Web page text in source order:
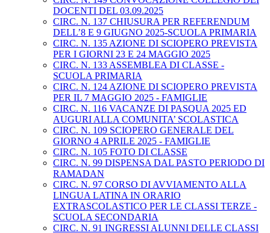
DOCENTI DEL 03.09.2025
CIRC. N. 137 CHIUSURA PER REFERENDUM
DELL’8 E 9 GIUGNO 2025-SCUOLA PRIMARIA
CIRC. N. 135 AZIONE DI SCIOPERO PREVISTA
PER I GIORNI 23 E 24 MAGGIO 2025
CIRC. N. 133 ASSEMBLEA DI CLASSE -
SCUOLA PRIMARIA
CIRC. N. 124 AZIONE DI SCIOPERO PREVISTA
PER IL 7 MAGGIO 2025 - FAMIGLIE
CIRC. N. 116 VACANZE DI PASQUA 2025 ED
AUGURI ALLA COMUNITA’ SCOLASTICA
CIRC. N. 109 SCIOPERO GENERALE DEL
GIORNO 4 APRILE 2025 - FAMIGLIE
CIRC. N. 105 FOTO DI CLASSE
CIRC. N. 99 DISPENSA DAL PASTO PERIODO DI
RAMADAN
CIRC. N. 97 CORSO DI AVVIAMENTO ALLA
LINGUA LATINA IN ORARIO
EXTRASCOLASTICO PER LE CLASSI TERZE -
SCUOLA SECONDARIA
CIRC. N. 91 INGRESSI ALUNNI DELLE CLASSI